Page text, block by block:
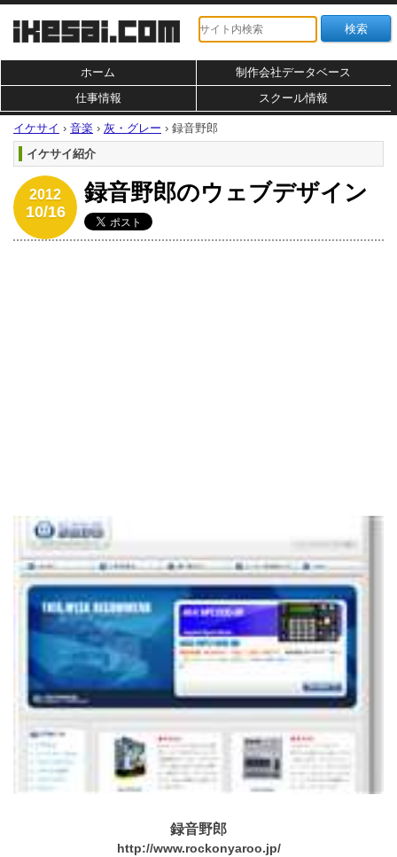
ホーム
制作会社データベース
仕事情報
スクール情報
イケサイ › 音楽 › 灰・グレー › 録音野郎
イケサイ紹介
2012
10/16
録音野郎のウェブデザイン
録音野郎
http://www.rockonyaroo.jp/